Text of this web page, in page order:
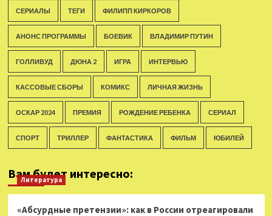
СЕРИАЛЫ ТЕГИ ФИЛИПП КИРКОРОВ
АНОНС ПРОГРАММЫ БОЕВИК ВЛАДИМИР ПУТИН
ГОЛЛИВУД ДЮНА 2 ИГРА ИНТЕРВЬЮ
КАССОВЫЕ СБОРЫ КОМИКС ЛИЧНАЯ ЖИЗНЬ
ОСКАР 2024 ПРЕМИЯ РОЖДЕНИЕ РЕБЕНКА СЕРИАЛ
СПОРТ ТРИЛЛЕР ФАНТАСТИКА ФИЛЬМ ЮБИЛЕЙ
Вам будет интересно:
Литература
«Абсурдные претензии»: как в России отреагировали